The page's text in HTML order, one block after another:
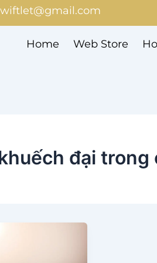
Home Web Store
đại trong